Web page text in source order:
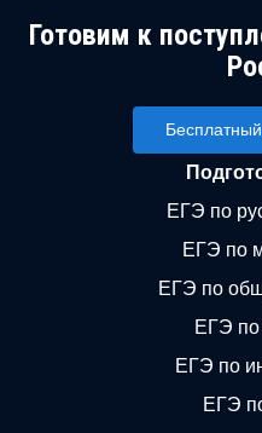
Готовим к
ЕГЭ по
ЕГЭ по
ЕГЭ по
ЕГЭ по
ЕГЭ по
ЕГЭ